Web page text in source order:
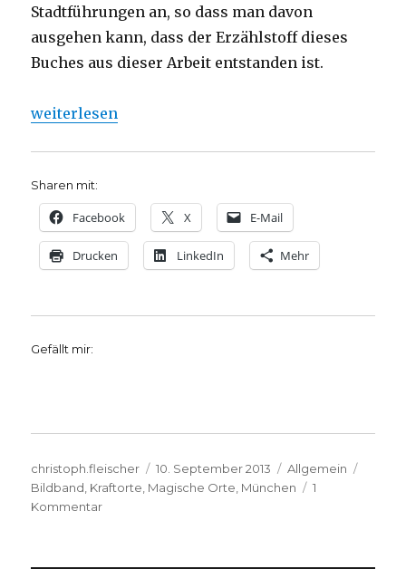
Stadtführungen an, so dass man davon
ausgehen kann, dass der Erzählstoff dieses
Buches aus dieser Arbeit entstanden ist.
„Orte magischer Ausstrahlung in München,
weiterlesen
Sharen mit:
Facebook X E-Mail
Drucken LinkedIn Mehr
Gefällt mir:
Autor
christoph.fleischer
Veröffentlicht
am
10. September 2013 Kategorien
Allgemein
Bildband Kraftorte Magische Orte München
1
Kommentarzu